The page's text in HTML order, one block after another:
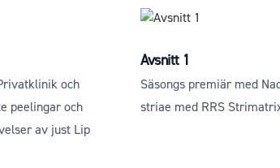
och
peelingar och
av just Lip
Avsnitt 1
Säsongs premiär med
striae med RRS